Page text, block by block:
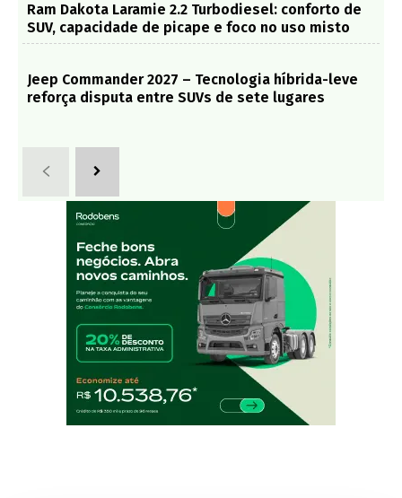
Ram Dakota Laramie 2.2 Turbodiesel: conforto de
SUV, capacidade de picape e foco no uso misto
Jeep Commander 2027 – Tecnologia híbrida-leve
reforça disputa entre SUVs de sete lugares